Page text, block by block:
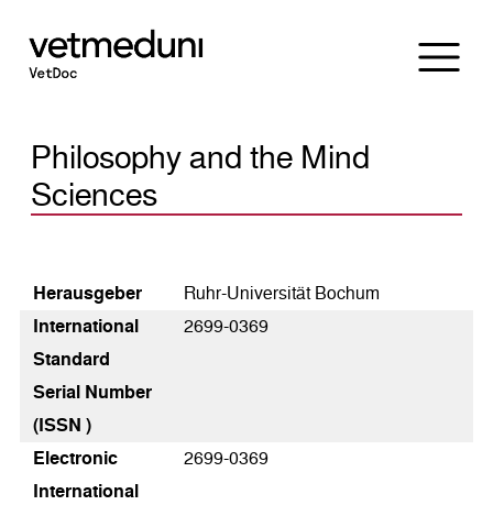
Philosophy and the Mind
Sciences
Heraus­geber
Ruhr-Universität Bochum
International
Standard
Serial Number
(ISSN )
2699-0369
Electronic
International
2699-0369